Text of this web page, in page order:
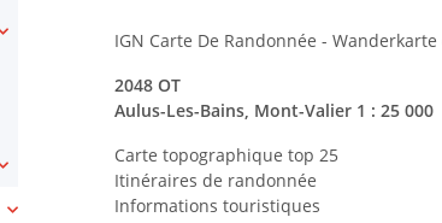
IGN Carte De Randonnée -
2048 OT
Aulus-Les-Bains, Mont-Valier 1 : 25 000
Carte topographique top 25
Itinéraires de randonnée
Informations touristiques